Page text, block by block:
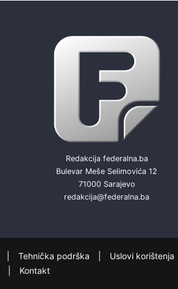
Redakcija federalna.ba
Bulevar Meše Selimovića 12
71000 Sarajevo
redakcija@federalna.ba
Tehnička podrška
Uslovi korištenja
Kontakt